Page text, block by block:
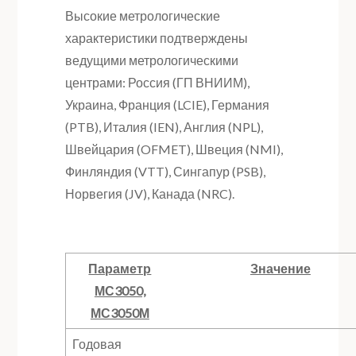
Высокие метрологические
характеристики подтверждены
ведущими метрологическими
центрами: Россия (ГП ВНИИМ),
Украина, Франция (LCIE), Германия
(PTB), Италия (IEN), Англия (NPL),
Швейцария (OFMET), Швеция (NMI),
Финляндия (VTT), Сингапур (PSB),
Норвегия (JV), Канада (NRC).
Параметр
МС3050,
МС3050М
Значение
Годовая